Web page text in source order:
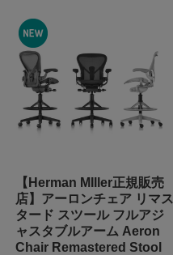
【Herman MIller正規販売
店】アーロンチェア リマス
タード スツール フルアジ
ャスタブルアーム Aeron
Chair Remastered Stool